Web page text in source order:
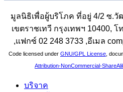
มูลนิธิเพื่อผู้บริโภค ที่อยู่ 4/2 ซ.
เขตราชเทวี กรุงเทพฯ 10400,
,แฟกซ์ 02 248 3733 ,อีเมล
Code licensed under GNU/GPL License ,
Attribution-NonCommercial-
บริจาค